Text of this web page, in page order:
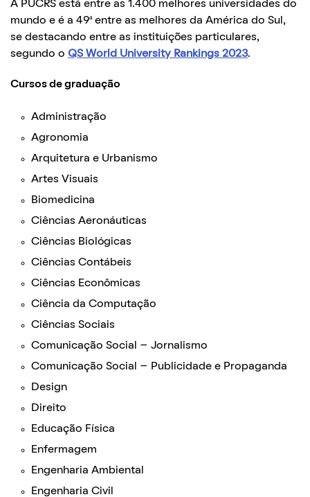
A PUCRS está entre as 1.400 melhores universidades do
mundo e é a 49ª entre as melhores da América do Sul,
se destacando entre as instituições particulares,
segundo o QS World University Rankings 2023.
Cursos de graduação
Administração
Agronomia
Arquitetura e Urbanismo
Artes Visuais
Biomedicina
Ciências Aeronáuticas
Ciências Biológicas
Ciências Contábeis
Ciências Econômicas
Ciência da Computação
Ciências Sociais
Comunicação Social – Jornalismo
Comunicação Social – Publicidade e Propaganda
Design
Direito
Educação Física
Enfermagem
Engenharia Ambiental
Engenharia Civil